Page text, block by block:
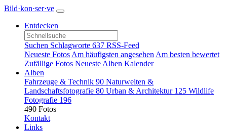
Bild·kon·ser·ve
Entdecken
Suchen Schlagworte 637 RSS-Feed
Neueste Fotos Am häufigsten angesehen Am besten bewertet
Zufällige Fotos Neueste Alben Kalender
Alben
Fahrzeuge & Technik 90 Naturwelten &
Landschaftsfotografie 80 Urban & Architektur 125 Wildlife
Fotografie 196
490 Fotos
Kontakt
Links